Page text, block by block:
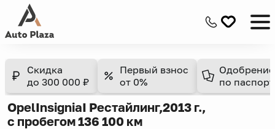
Скидка
до 300 000 ₽
Первый взнос
от 0%
Одобрение
по
OpelInsigniaI Рестайлинг,2013 г.,
с пробегом 136 100 км